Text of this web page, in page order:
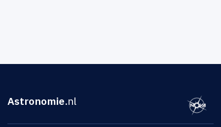
Astronomie.nl